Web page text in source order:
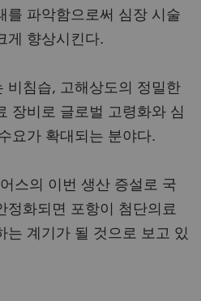
를 파악함으로써 심장 시술
게 향상시킨다.
비침습, 고해상도의 정밀한
장비로 글로벌 고령화와 심
요가 확대되는 분야다.
스의 이번 생산 증설로 국
정화되면 포항이 첨단의료
는 계기가 될 것으로 보고 있